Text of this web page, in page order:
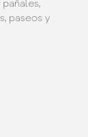
paseos y